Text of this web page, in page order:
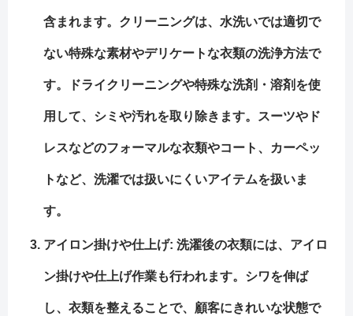
含まれます。クリーニングは、水洗いでは適切で
ない特殊な素材やデリケートな衣類の洗浄方法で
す。ドライクリーニングや特殊な洗剤・溶剤を使
用して、シミや汚れを取り除きます。スーツやド
レスなどのフォーマルな衣類やコート、カーペッ
トなど、洗濯では扱いにくいアイテムを扱いま
す。
アイロン掛けや仕上げ: 洗濯後の衣類には、アイロ
ン掛けや仕上げ作業も行われます。シワを伸ば
し、衣類を整えることで、顧客にきれいな状態で